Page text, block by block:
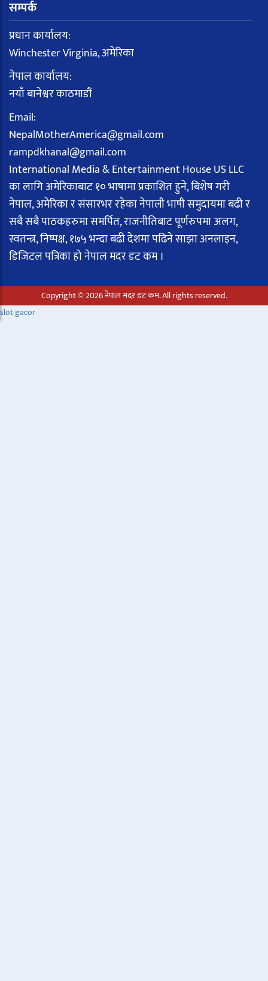
सम्पर्क
प्रधान कार्यालय:
Winchester Virginia, अमेरिका
नेपाल कार्यालय:
नयाँ बानेश्वर काठमाडौं
Email:
NepalMotherAmerica@gmail.com
rampdkhanal@gmail.com
International Media & Entertainment House US LLC
का लागि अमेरिकाबाट १० भाषामा प्रकाशित हुने, बिशेष गरी
नेपाल, अमेरिका र संसारभर रहेका नेपाली भाषी समुदायमा बढी र
सबै सबै पाठकहरुमा समर्पित, राजनीतिबाट पूर्णरुपमा अलग,
स्वतन्त्र, निष्पक्ष, १७५ भन्दा बढी देशमा पढिने साझा अनलाइन,
डिजिटल पत्रिका हो नेपाल मदर डट कम ।
Copyright © 2026 नेपाल मदर डट कम. All rights reserved.
slot gacor